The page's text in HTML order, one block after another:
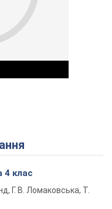
Video
4 клас
Г. В. Ломаковська, Т.